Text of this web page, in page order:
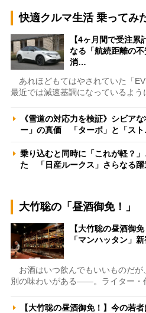
快適クルマ生活 乗ってみ
【4ヶ月間で受注
なる「航続距離の
消…
あれほどもてはやされていた「EV
最近では減速基調になっているよう
《雪道の対応力を検証》シビア
ー」の真価 「ターボ」と「ス
乗り込むと同時に「これが軽？
た 「日産ルークス」さらなる
大竹聡の「昼酒御免！」
【大竹聡の昼酒御
「マンハッタン」
お酒はいつ飲んでもいいものだが
別の味わいがある――。ライター・
【大竹聡の昼酒御免！】今の若